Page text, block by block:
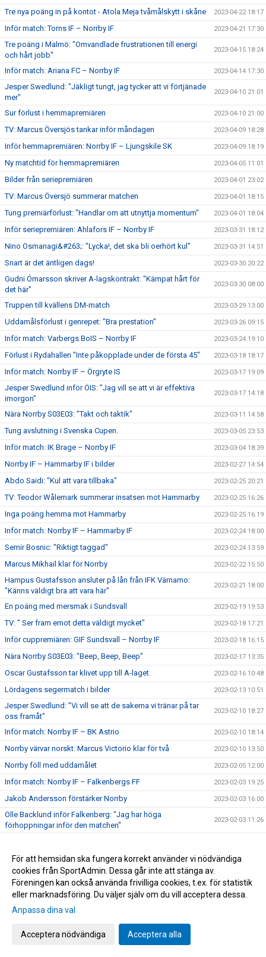
Tre nya poäng in på kontot - Atola Meja tvåmålskytt i skåne 2023-04-22 18:17
Inför match: Torns IF – Norrby IF 2023-04-21 17:30
Tre poäng i Malmö: "Omvandlade frustrationen till energi
och hårt jobb"
2023-04-15 18:24
Inför match: Ariana FC – Norrby IF 2023-04-14 17:30
Jesper Swedlund: "Jäkligt tungt, jag tycker att vi förtjänade
mer"
2023-04-10 21:01
Sur förlust i hemmapremiären 2023-04-10 21:00
TV: Marcus Översjös tankar inför måndagen 2023-04-09 18:28
Inför hemmapremiären: Norrby IF – Ljungskile SK 2023-04-09 18:19
Ny matchtid för hemmapremiären 2023-04-05 11:01
Bilder från seriepremiären 2023-04-01 23:02
TV: Marcus Översjö summerar matchen 2023-04-01 18:15
Tung premiärförlust: "Handlar om att utnyttja momentum" 2023-04-01 18:04
Inför seriepremiären: Ahlafors IF – Norrby IF 2023-03-31 18:12
Nino Osmanagi&#263;: "Lycka!, det ska bli oerhört kul" 2023-03-31 14:51
Snart är det äntligen dags! 2023-03-30 20:22
Gudni Ómarsson skriver A-lagskontrakt: "Kämpat hårt för
det här"
2023-03-30 08:00
Truppen till kvällens DM-match 2023-03-29 13:00
Uddamålsförlust i genrepet: "Bra prestation" 2023-03-26 09:15
Inför match: Varbergs BoIS – Norrby IF 2023-03-24 19:10
Förlust i Rydahallen "Inte påkopplade under de första 45" 2023-03-18 18:17
Inför match: Norrby IF – Örgryte IS 2023-03-17 19:09
Jesper Swedlund inför ÖIS: ”Jag vill se att vi är effektiva
imorgon"
2023-03-17 14:18
Nära Norrby S03E03: "Takt och taktik" 2023-03-11 14:58
Tung avslutning i Svenska Cupen. 2023-03-05 23:53
Inför match: IK Brage – Norrby IF 2023-03-04 18:39
Norrby IF – Hammarby IF i bilder 2023-02-27 14:54
Abdo Saidi: "Kul att vara tillbaka" 2023-02-25 20:21
TV: Teodor Wålemark summerar insatsen mot Hammarby 2023-02-25 16:26
Inga poäng hemma mot Hammarby 2023-02-25 16:19
Inför match: Norrby IF – Hammarby IF 2023-02-24 18:00
Semir Bosnic: "Riktigt taggad" 2023-02-24 13:59
Marcus Mikhail klar för Norrby 2023-02-22 15:50
Hampus Gustafsson ansluter på lån från IFK Värnamo:
"Känns väldigt bra att vara här"
2023-02-21 18:00
En poäng med mersmak i Sundsvall 2023-02-19 19:53
TV: " Ser fram emot detta väldigt mycket" 2023-02-18 17:21
Inför cuppremiären: GIF Sundsvall – Norrby IF 2023-02-18 16:15
Nära Norrby S03E03: "Beep, Beep, Beep" 2023-02-17 13:35
Oscar Gustafsson tar klivet upp till A-laget. 2023-02-16 10:48
Lördagens segermatch i bilder 2023-02-13 10:51
Jesper Swedlund: ”Vi vill se att de sakerna vi tränar på tar
oss framåt”
2023-02-10 18:27
Inför match: Norrby IF – BK Astrio 2023-02-10 18:14
Norrby värvar norskt: Marcus Victorio klar för två 2023-02-10 13:50
Norrby föll med uddamålet 2023-02-05 12:00
Inför match: Norrby IF – Falkenbergs FF 2023-02-03 19:25
Jakob Andersson förstärker Norrby 2023-02-03 16:00
Olle Backlund inför Falkenberg: "Jag har höga
förhoppningar inför den matchen"
2023-02-03 11:26
Bilder från fredagens segermatch 2023-01-30 09:00
Seger mot seriekonkurrenten 2023-01-28 08:00
Semir Bosnic ansluter på lån: "En stor talang" 2023-01-27 16:30
Inför match: Norrby IF – Tvååkers IF
Anton Pärleholt klar för Norrby: "Fina ledaregenskaper"
Max Andersson årets första målskytt när Norrby inledde
För att hemsidan ska fungera korrekt använder vi nödvändiga
cookies från SportAdmin. Dessa går inte att stänga av.
Föreningen kan också använda frivilliga cookies, t.ex. för statistik
eller marknadsföring. Du väljer själv om du vill acceptera dessa.
Anpassa dina val
Acceptera nödvändiga Acceptera alla